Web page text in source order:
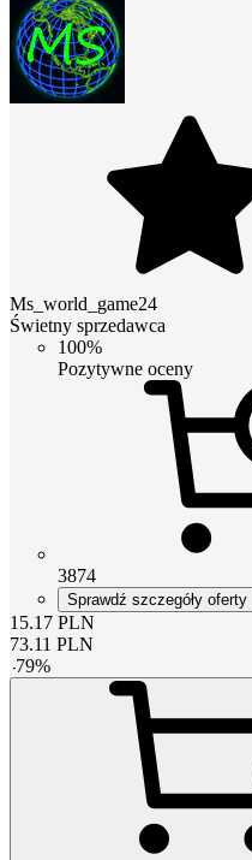
Ms_world_game24
Świetny sprzedawca
100%
Pozytywne oceny
3874
Sprawdź szczegóły oferty
15.17 PLN
73.11 PLN
-79%